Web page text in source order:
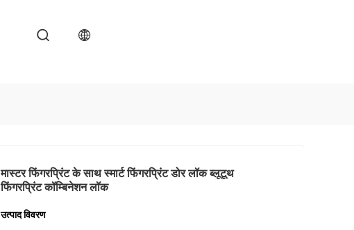
मास्टर फिंगरप्रिंट के साथ स्मार्ट फिंगरप्रिंट डोर लॉक ब्लूटूथ
फिंगरप्रिंट कॉम्बिनेशन लॉक
उत्पाद विवरण